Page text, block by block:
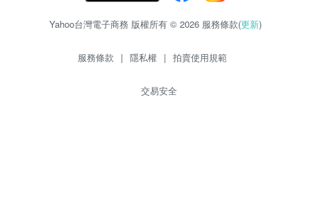
Yahoo台灣電子商務 版權所有 © 2026 服務條款(更新)
服務條款 | 隱私權 | 拍賣使用規範
交易安全